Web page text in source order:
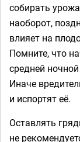
собирать
наоборот,
влияет на
Помните, что
средней
Иначе
и испортят её.
Оставлять
не